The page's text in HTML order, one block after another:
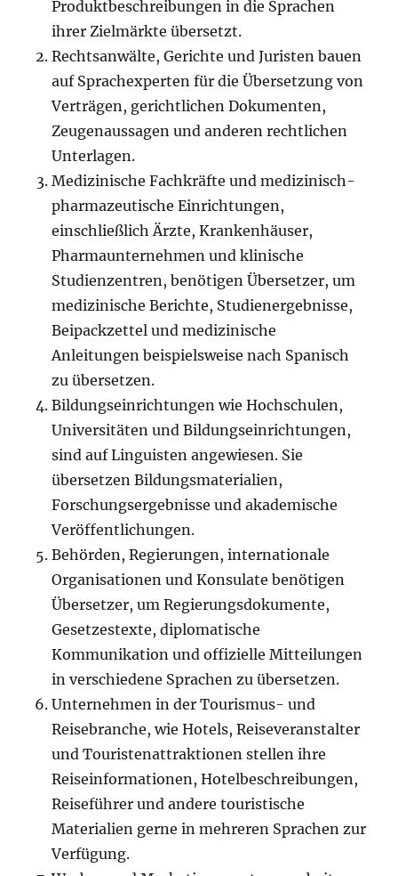
Produktbeschreibungen in die Sprachen
ihrer Zielmärkte übersetzt.
Rechtsanwälte, Gerichte und Juristen bauen
auf Sprachexperten für die Übersetzung von
Verträgen, gerichtlichen Dokumenten,
Zeugenaussagen und anderen rechtlichen
Unterlagen.
Medizinische Fachkräfte und medizinisch-
pharmazeutische Einrichtungen,
einschließlich Ärzte, Krankenhäuser,
Pharmaunternehmen und klinische
Studienzentren, benötigen Übersetzer, um
medizinische Berichte, Studienergebnisse,
Beipackzettel und medizinische
Anleitungen beispielsweise nach Spanisch
zu übersetzen.
Bildungseinrichtungen wie Hochschulen,
Universitäten und Bildungseinrichtungen,
sind auf Linguisten angewiesen. Sie
übersetzen Bildungsmaterialien,
Forschungsergebnisse und akademische
Veröffentlichungen.
Behörden, Regierungen, internationale
Organisationen und Konsulate benötigen
Übersetzer, um Regierungsdokumente,
Gesetzestexte, diplomatische
Kommunikation und offizielle Mitteilungen
in verschiedene Sprachen zu übersetzen.
Unternehmen in der Tourismus- und
Reisebranche, wie Hotels, Reiseveranstalter
und Touristenattraktionen stellen ihre
Reiseinformationen, Hotelbeschreibungen,
Reiseführer und andere touristische
Materialien gerne in mehreren Sprachen zur
Verfügung.